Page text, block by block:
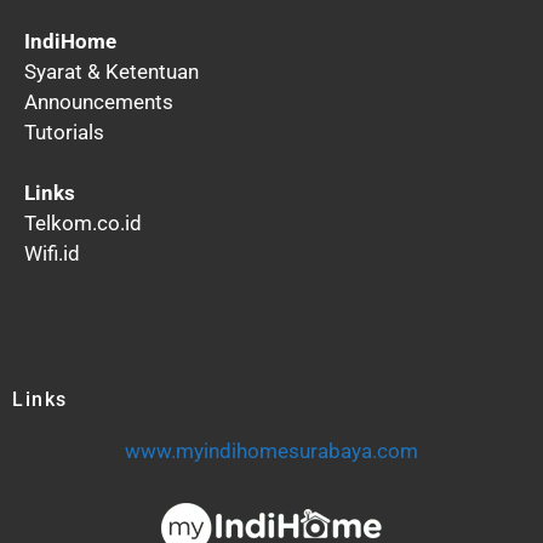
IndiHome
Syarat & Ketentuan
Announcements
Tutorials
Links
Telkom.co.id
Wifi.id
Links
www.myindihomesurabaya.com